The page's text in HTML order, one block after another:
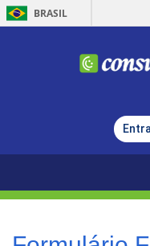
BRASIL